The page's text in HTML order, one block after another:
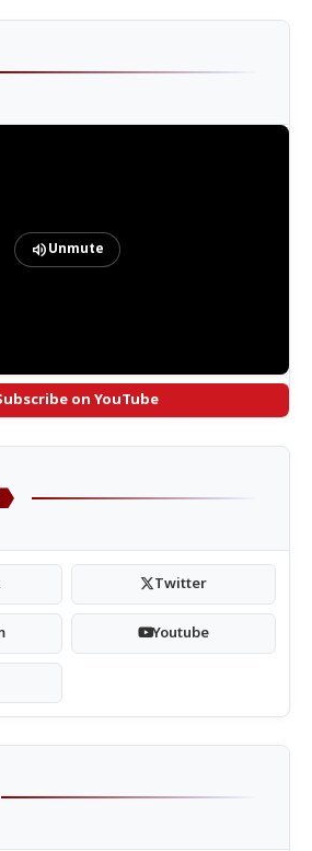
volume_upUnmute
on YouTube
Twitter
Youtube